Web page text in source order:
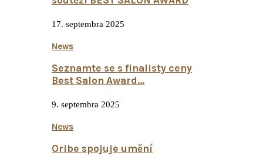
17. septembra 2025
News
Seznamte se s finalisty ceny
Best Salon Award...
9. septembra 2025
News
Oribe spojuje umění